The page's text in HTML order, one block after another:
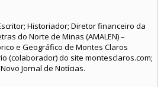
Historiador; Diretor financeiro da
do Norte de Minas (AMALEN) –
e Geográfico de Montes Claros
(colaborador) do site montesclaros.com;
Jornal de Notícias.